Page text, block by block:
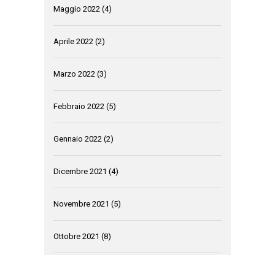
Maggio 2022 (4)
Aprile 2022 (2)
Marzo 2022 (3)
Febbraio 2022 (5)
Gennaio 2022 (2)
Dicembre 2021 (4)
Novembre 2021 (5)
Ottobre 2021 (8)